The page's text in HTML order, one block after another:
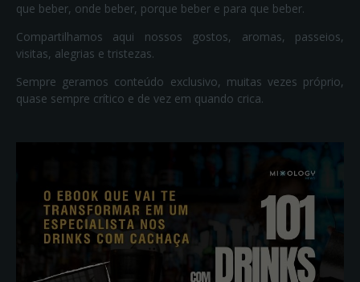
que beber, onde beber, porque beber e para que beber.
Compartilhamos aqui nossos gostos, aromas, passeios,
visitas, alegrias e tristezas.
Sempre geramos conteúdo exclusivo, muitas vezes próprio,
quase sempre crítico e de vez em quando crica.